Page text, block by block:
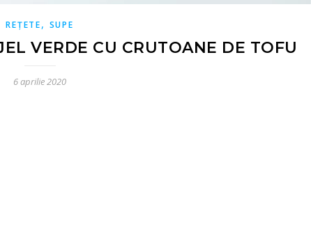
REȚETE, SUPE
VERDE CU CRUTOANE DE TOFU
6 aprilie 2020